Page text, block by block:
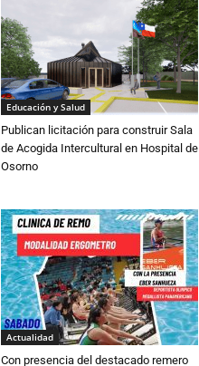
Educación y Salud
Publican licitación para construir Sala
de Acogida Intercultural en Hospital de
Osorno
Actualidad
Con presencia del destacado remero